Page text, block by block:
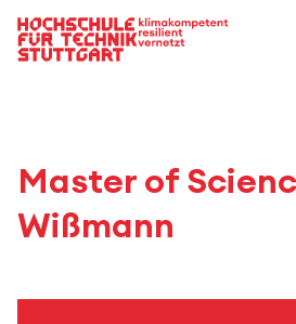
Hauptnavigation
Master of
Wißmann